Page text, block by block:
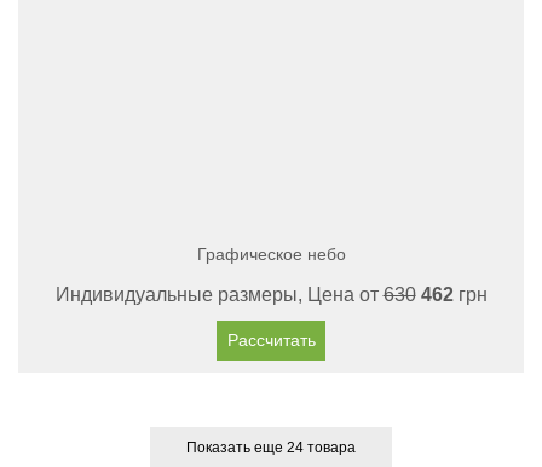
Графическое небо
Индивидуальные размеры, Цена от630 462грн
Рассчитать
Показать еще 24 товара